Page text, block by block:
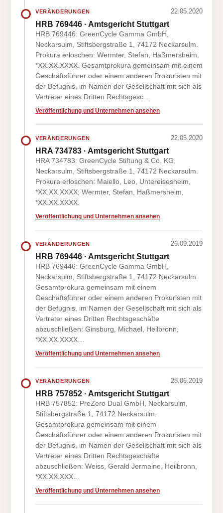
VERÄNDERUNGEN 22.05.2020
HRB 769446 · Amtsgericht Stuttgart
HRB 769446: GreenCycle Gamma GmbH,
Neckarsulm, Stiftsbergstraße 1, 74172 Neckarsulm.
Prokura erloschen: Wermter, Stefan, Haßmersheim,
*XX.XX.XXXX. Gesamtprokura gemeinsam mit einem
Geschäftsführer oder einem anderen Prokuristen mit
der Befugnis, im Namen der Gesellschaft mit sich als
Vertreter eines Dritten Rechtsgesc…
Veröffentlichung und Unternehmen ansehen
VERÄNDERUNGEN 22.05.2020
HRA 734783 · Amtsgericht Stuttgart
HRA 734783: GreenCycle Stiftung & Co. KG,
Neckarsulm, Stiftsbergstraße 1, 74172 Neckarsulm.
Prokura erloschen: Maiello, Leo, Untereisesheim,
*XX.XX.XXXX; Wermter, Stefan, Haßmersheim,
*XX.XX.XXXX.
Veröffentlichung und Unternehmen ansehen
VERÄNDERUNGEN 26.09.2019
HRB 769446 · Amtsgericht Stuttgart
HRB 769446: GreenCycle Gamma GmbH,
Neckarsulm, Stiftsbergstraße 1, 74172 Neckarsulm.
Gesamtprokura gemeinsam mit einem
Geschäftsführer oder einem anderen Prokuristen mit
der Befugnis, im Namen der Gesellschaft mit sich als
Vertreter eines Dritten Rechtsgeschäfte
abzuschließen: Ginsburg, Michael, Heilbronn,
*XX.XX.XXXX…
Veröffentlichung und Unternehmen ansehen
VERÄNDERUNGEN 28.06.2019
HRB 757852 · Amtsgericht Stuttgart
HRB 757852: PreZero Dual GmbH, Neckarsulm,
Stiftsbergstraße 1, 74172 Neckarsulm.
Gesamtprokura gemeinsam mit einem
Geschäftsführer oder einem anderen Prokuristen mit
der Befugnis, im Namen der Gesellschaft mit sich als
Vertreter eines Dritten Rechtsgeschäfte
abzuschließen: Weiss, Gerald Jermaine, Heilbronn,
*XX.XX.XXX…
Veröffentlichung und Unternehmen ansehen